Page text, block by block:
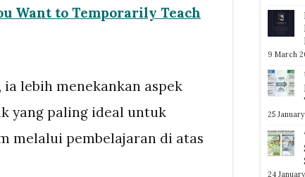
Want to Temporarily Teach
ia lebih menekankan aspek
yang paling ideal untuk
melalui pembelajaran di atas
9 March
25
24